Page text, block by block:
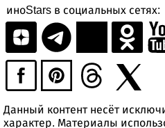
иноStars в социальных сетях:
Данный контент несёт
характер. Материалы